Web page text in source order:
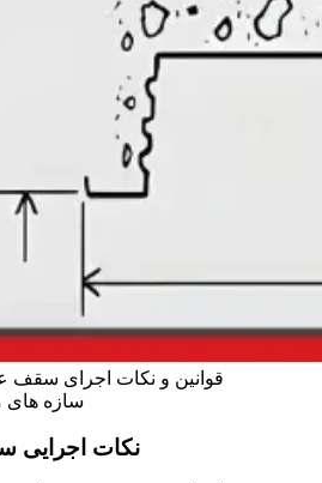
قوانین و نکات اجرای سقف
سازه
نکات اجرایی